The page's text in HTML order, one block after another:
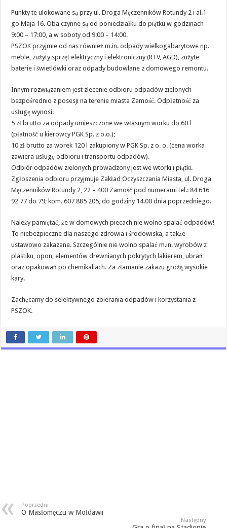
Punkty te ulokowane są przy ul. Droga Męczenników Rotundy 2 i al.1-
go Maja 16. Oba czynne są od poniedziałku do piątku w godzinach
9:00 – 17:00, a w soboty od 9:00 – 14:00.
PSZOK przyjmie od nas również m.in. odpady wielkogabarytowe np.
meble, zużyty sprzęt elektryczny i elektroniczny (RTV, AGD), zużyte
baterie i świetlówki oraz odpady budowlane z domowego remontu.
Innym rozwiązaniem jest zlecenie odbioru odpadów zielonych
bezpośrednio z posesji na terenie miasta Zamość. Odpłatność za
usługę wynosi:
5 zł brutto za odpady umieszczone we własnym worku do 60 l
(płatność u kierowcy PGK Sp. z o.o.);
10 zł brutto za worek 120 l zakupiony w PGK Sp. z o. o. (cena worka
zawiera usługę odbioru i transportu odpadów).
Odbiór odpadów zielonych prowadzony jest we wtorki i piątki.
Zgłoszenia odbioru przyjmuje Zakład Oczyszczania Miasta, ul. Droga
Męczenników Rotundy 2, 22 – 400 Zamość pod numerami tel.: 84 616
92 77 do 79; kom. 607 885 205, do godziny 14.00 dnia poprzedniego.
Należy pamiętać, że w domowych piecach nie wolno spalać odpadów!
To niebezpieczne dla naszego zdrowia i środowiska, a także
ustawowo zakazane. Szczególnie nie wolno spalać m.in. wyrobów z
plastiku, opon, elementów drewnianych pokrytych lakierem, ubrań
oraz opakowań po chemikaliach. Za złamanie zakazu grożą wysokie
kary.
Zachęcamy do selektywnego zbierania odpadów i korzystania z
PSZOK.
Poprzedni
O Masłomęczu w Mołdawii
Następny